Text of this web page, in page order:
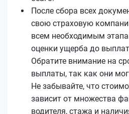
После сбора всех
свою страховую
всем необходимым
оценки ущерба до
Обратите внимание на
выплаты, так как они
Не забывайте, что
зависит от множества
водителя, стажа и